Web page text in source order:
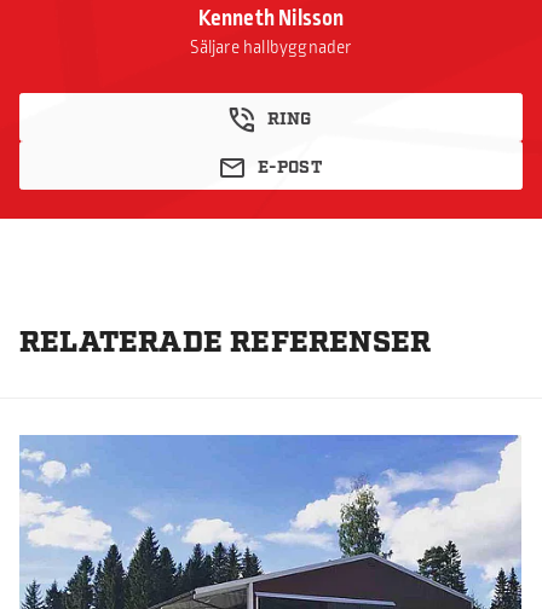
Kenneth Nilsson
Säljare hallbyggnader
RING
E-POST
RELATERADE REFERENSER